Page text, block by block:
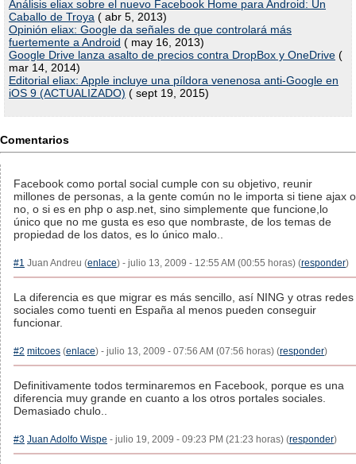
Análisis eliax sobre el nuevo Facebook Home para Android: Un
Caballo de Troya ( abr 5, 2013)
Opinión eliax: Google da señales de que controlará más
fuertemente a Android ( may 16, 2013)
Google Drive lanza asalto de precios contra DropBox y OneDrive (
mar 14, 2014)
Editorial eliax: Apple incluye una píldora venenosa anti-Google en
iOS 9 (ACTUALIZADO) ( sept 19, 2015)
Comentarios
Facebook como portal social cumple con su objetivo, reunir
millones de personas, a la gente común no le importa si tiene ajax o
no, o si es en php o asp.net, sino simplemente que funcione,lo
único que no me gusta es eso que nombraste, de los temas de
propiedad de los datos, es lo único malo..
#1 Juan Andreu (enlace) - julio 13, 2009 - 12:55 AM (00:55 horas) (responder)
La diferencia es que migrar es más sencillo, así NING y otras redes
sociales como tuenti en España al menos pueden conseguir
funcionar.
#2 mitcoes (enlace) - julio 13, 2009 - 07:56 AM (07:56 horas) (responder)
Definitivamente todos terminaremos en Facebook, porque es una
diferencia muy grande en cuanto a los otros portales sociales.
Demasiado chulo..
#3 Juan Adolfo Wispe - julio 19, 2009 - 09:23 PM (21:23 horas) (responder)